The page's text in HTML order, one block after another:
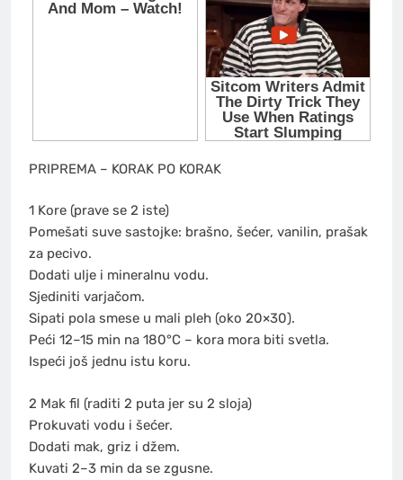
PRIPREMA – KORAK PO KORAK
1️ Kore (prave se 2 iste)
Pomešati suve sastojke: brašno, šećer, vanilin, prašak
za pecivo.
Dodati ulje i mineralnu vodu.
Sjediniti varjačom.
Sipati pola smese u mali pleh (oko 20×30).
Peći 12–15 min na 180°C – kora mora biti svetla.
Ispeći još jednu istu koru.
2️ Mak fil (raditi 2 puta jer su 2 sloja)
Prokuvati vodu i šećer.
Dodati mak, griz i džem.
Kuvati 2–3 min da se zgusne.